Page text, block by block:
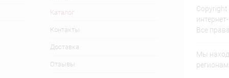
Каталог
Контакты
Доставка
Отзывы
Все
Мы